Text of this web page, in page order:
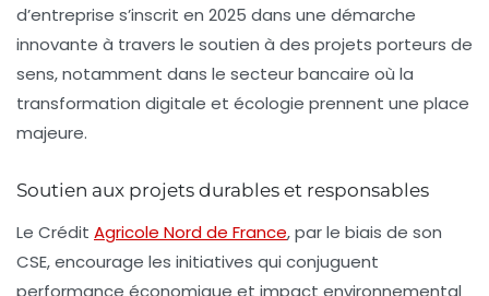
d’entreprise s’inscrit en 2025 dans une démarche
innovante à travers le soutien à des projets porteurs de
sens, notamment dans le secteur bancaire où la
transformation digitale et écologie prennent une place
majeure.
Soutien aux projets durables et responsables
Le Crédit Agricole Nord de France, par le biais de son
CSE, encourage les initiatives qui conjuguent
performance économique et impact environnemental